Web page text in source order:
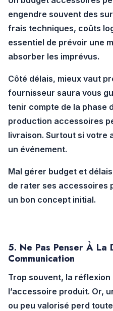
engendre souvent des
frais techniques, coûts
essentiel de prévoir une
absorber les imprévus.
Côté délais, mieux vaut
fournisseur saura vous
tenir compte de la phase
production accessoires
livraison. Surtout si votre
un événement.
Mal gérer budget et
de rater ses accessoires
un bon concept initial.
5. Ne Pas Penser À
Communication
Trop souvent, la réflexion
l’accessoire produit. Or,
ou peu valorisé perd